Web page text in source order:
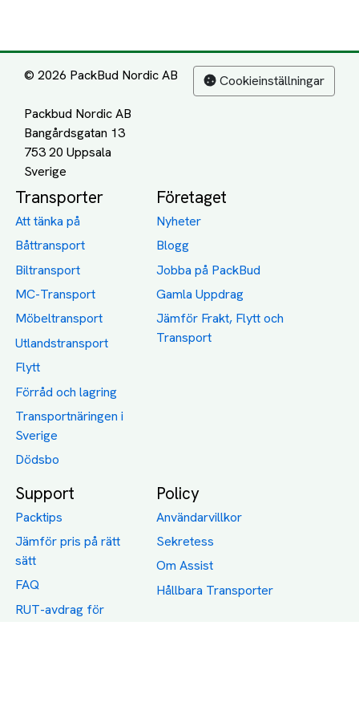
© 2026 PackBud Nordic AB
Packbud Nordic AB
Bangårdsgatan 13
753 20 Uppsala
Cookieinställningar
Transporter
Att tänka på
Båttransport
Biltransport
MC-Transport
Möbeltransport
Utlandstransport
Flytt
Förråd och lagring
Transportnäringen i
Sverige
Dödsbo
Företaget
Nyheter
Blogg
Jobba på PackBud
Gamla Uppdrag
Jämför Frakt, Flytt och
Transport
Support
Packtips
Jämför pris på rätt
sätt
FAQ
RUT-avdrag för
Policy
Användarvillkor
Sekretess
Om Assist
Hållbara Transporter